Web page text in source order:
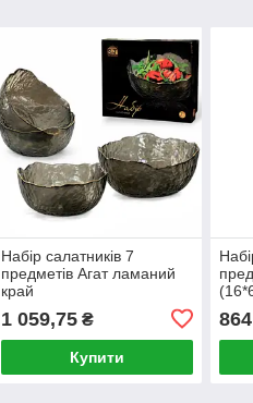
Набір салатників 7
предметів Агат ламаний
край
(16*6,5см/700мл-1шт;13*6см/
із золотим кантом 9292-2
S&T
1 059,75₴
Купити
864